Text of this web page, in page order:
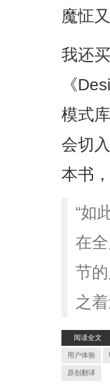
魔怔
我还
《
模式
会切
本书
“如
在
节
之
阅读全文
用户体验
原创翻译